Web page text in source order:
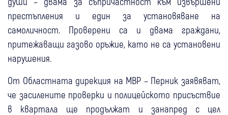
престъпления и един за установяване на
самоличност. Проверени са и двама граждани,
притежаващи газово оръжие, като не са установени
нарушения.
От Областната дирекция на МВР – Перник заявяват,
че засилените проверки и полицейското присъствие
в квартала ще продължат и занапред с цел